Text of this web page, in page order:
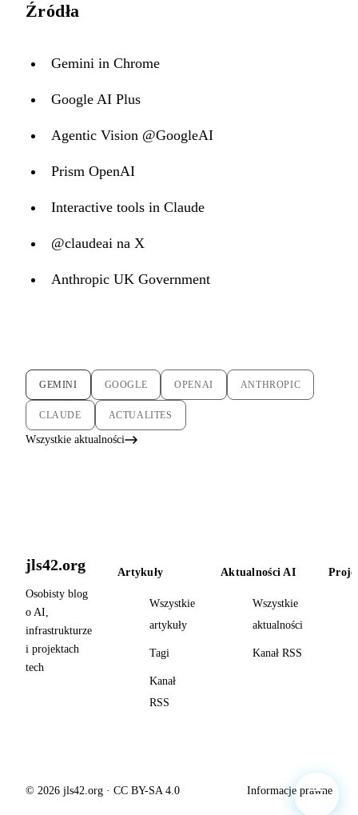
Źródła
Gemini in Chrome
Google AI Plus
Agentic Vision @GoogleAI
Prism OpenAI
Interactive tools in Claude
@claudeai na X
Anthropic UK Government
GEMINI GOOGLE OPENAI ANTHROPIC
CLAUDE ACTUALITES
Wszystkie aktualności
jls42.org
Osobisty blog
o AI,
infrastrukturze
i projektach
tech
Artykuły
Wszystkie
artykuły
Tagi
Kanał
RSS
Aktualności AI
Wszystkie
aktualności
Kanał RSS
© 2026 jls42.org · CC BY-SA 4.0 Informacje prawne